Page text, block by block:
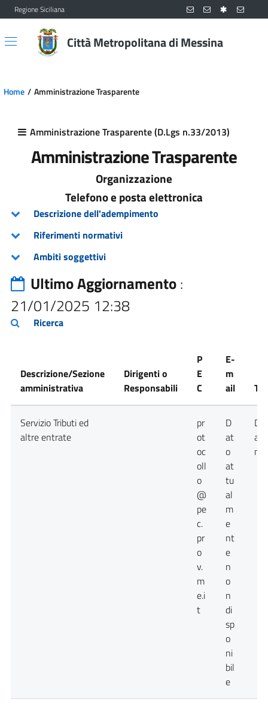
Vai al contenuto principale
Vai al menu principale
Regione Siciliana
Città Metropolitana di Messina
Home Amministrazione Trasparente
Amministrazione Trasparente (D.Lgs n.33/2013)
Amministrazione Trasparente
Organizzazione
Telefono e posta elettronica
Descrizione dell'adempimento
Riferimenti normativi
Ambiti soggettivi
Ultimo Aggiornamento:
21/01/2025 12:38
Ricerca
Descrizione/Sezione
amministrativa
Dirigenti o
Responsabili
P
E
C
E-
m
ail
Servizio Tributi ed
altre entrate
pr
ot
oc
oll
o
@
pe
c.
pr
o
v.
m
e.i
t
D
at
o
at
tu
al
m
e
nt
e
n
o
n
di
sp
o
ni
bil
e